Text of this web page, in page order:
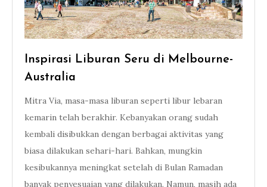
Inspirasi Liburan Seru di Melbourne-
Australia
Mitra Via, masa-masa liburan seperti libur lebaran
kemarin telah berakhir. Kebanyakan orang sudah
kembali disibukkan dengan berbagai aktivitas yang
biasa dilakukan sehari-hari. Bahkan, mungkin
kesibukannya meningkat setelah di Bulan Ramadan
banyak penyesuaian yang dilakukan. Namun, masih ada